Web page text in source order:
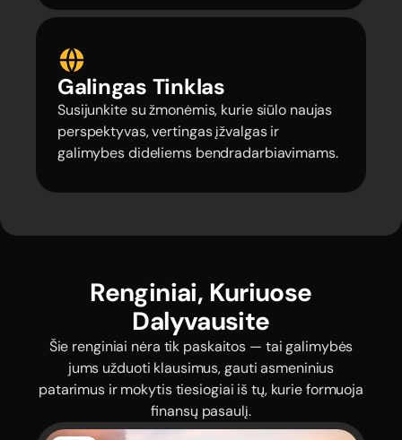
Galingas Tinklas
Susijunkite su žmonėmis, kurie siūlo naujas
perspektyvas, vertingas įžvalgas ir
galimybes dideliems bendradarbiavimams.
Renginiai, Kuriuose
Dalyvausite
Šie renginiai nėra tik paskaitos — tai galimybės
jums užduoti klausimus, gauti asmeninius
patarimus ir mokytis tiesiogiai iš tų, kurie formuoja
finansų pasaulį.